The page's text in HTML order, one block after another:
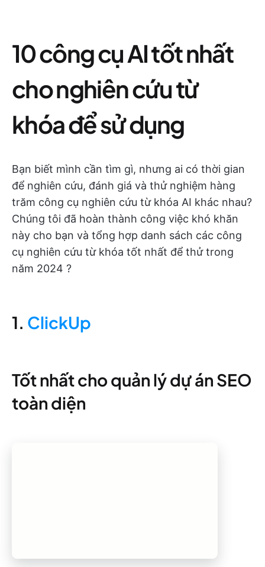
10 công cụ AI tốt nhất
cho nghiên cứu từ
khóa để sử dụng
Bạn biết mình cần tìm gì, nhưng ai có thời gian
để nghiên cứu, đánh giá và thử nghiệm hàng
trăm công cụ nghiên cứu từ khóa AI khác nhau?
Chúng tôi đã hoàn thành công việc khó khăn
này cho bạn và tổng hợp danh sách các công
cụ nghiên cứu từ khóa tốt nhất để thử trong
năm 2024 ?
1. ClickUp
Tốt nhất cho quản lý dự án SEO
toàn diện